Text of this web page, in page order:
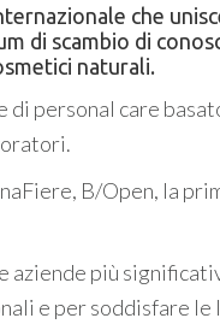
che
di scambio di
naturali.
personal care
B/Open, la
aziende più
e per soddisfare le